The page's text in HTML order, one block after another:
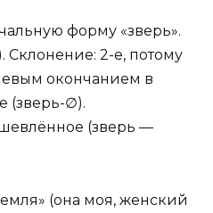
форму «зверь».
2-е, потому
окончанием в
(зверь-∅).
(зверь —
(она моя, женский